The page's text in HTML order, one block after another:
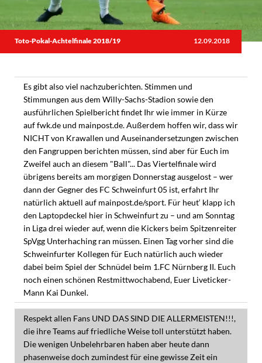
Toto-Pokal-Achtelfinale 2018/19 12.09.2018
Es gibt also viel nachzuberichten. Stimmen und
Stimmungen aus dem Willy-Sachs-Stadion sowie den
ausführlichen Spielbericht findet Ihr wie immer in Kürze
auf fwk.de und mainpost.de. Außerdem hoffen wir, dass wir
NICHT von Krawallen und Auseinandersetzungen zwischen
den Fangruppen berichten müssen, sind aber für Euch im
Zweifel auch an diesem "Ball"... Das Viertelfinale wird
übrigens bereits am morgigen Donnerstag ausgelost – wer
dann der Gegner des FC Schweinfurt 05 ist, erfahrt Ihr
natürlich aktuell auf mainpost.de/sport. Für heut‘ klapp ich
den Laptopdeckel hier in Schweinfurt zu – und am Sonntag
in Liga drei wieder auf, wenn die Kickers beim Spitzenreiter
SpVgg Unterhaching ran müssen. Einen Tag vorher sind die
Schweinfurter Kollegen für Euch natürlich auch wieder
dabei beim Spiel der Schnüdel beim 1.FC Nürnberg II. Euch
noch einen schönen Restmittwochabend, Euer Liveticker-
Mann Kai Dunkel.
Respekt allen Fans UND DAS SIND DIE ALLERMEISTEN!!!,
die ihre Teams auf friedliche Weise toll unterstützt haben.
Die wenigen Unbelehrbaren haben aber heute dann
phasenweise doch zumindest für eine gewisse Zeit ein